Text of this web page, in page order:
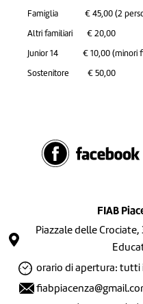
Famiglia € 45,00 (2
Altri familiari € 20,00
Junior 14 € 10,00 (minori
Sostenitore € 50,00
FIAB
Piazzale delle Crociate,
orario di apertura: tutti